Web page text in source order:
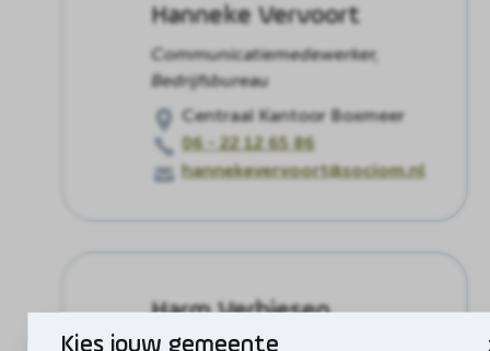
Hanneke Vervoort
Communicatiemedewerker,
Bedrijfsbureau
Centraal Kantoor Boxmeer
06 - 22 12 65 86
hannekevervoort@sociom.nl
Harm Verbiesen
Kies jouw gemeente